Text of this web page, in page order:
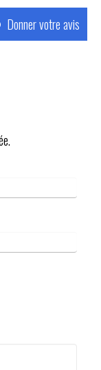
Donner votre avis